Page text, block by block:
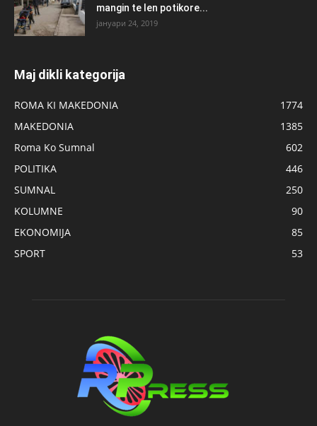
mangin te len potikore...
јануари 24, 2019
Maj dikli kategorija
ROMA KI MAKEDONIA
1774
MAKEDONIA
1385
Roma Ko Sumnal
602
POLITIKA
446
SUMNAL
250
KOLUMNE
90
EKONOMIJA
85
SPORT
53